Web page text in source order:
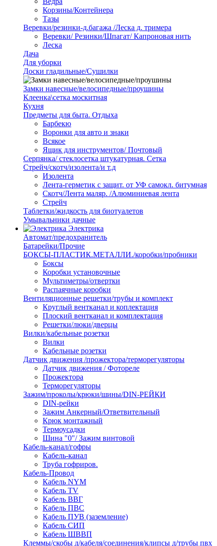
Корзины/Контейнера
Тазы
Веревки/резинки-д.багажа /Леска д. тримера
Веревки/ Резинки/Шпагат/ Капроновая нить
Леска
Дача
Для уборки
Доски гладильные/Сушилки
Замки навесные/велосипедные/проушины
Клеенка\сетка москитная
Кухня
Предметы для быта. Отдыха
Барбекю
Воронки для авто и знаки
Всякое
Ящик для инструментов/ Почтовый
Серпянка/ стеклосетка штукатурная. Сетка
Стрейч/скотч/изолента/и т.д
Изолента
Лента-герметик с защит. от УФ самокл. битумная
Скотч/Лента маляр. /Алюминиевая лента
Стрейч
Таблетки/жидкость для биотуалетов
Умывальники дачные
Электрика
Автомат/предохранитель
Батарейки/Прочие
БОКСЫ-ПЛАСТИК.МЕТАЛЛИ./коробки/пробники
Боксы
Коробки установочные
Мультиметры/отвертки
Распаячные коробки
Вентиляционные решетки/трубы и комплект
Круглый вентканал и коплектация
Плоский вентканал и комплектация
Решетки/люки/дверцы
Вилки/кабельные розетки
Вилки
Кабельные розетки
Датчик движения /прожектора/терморегуляторы
Датчик движения / Фотореле
Прожектора
Терморегуляторы
Зажим/проколы/крюки/шины/DIN-РЕЙКИ
DIN-рейки
Зажим Анкерный/Ответвительный
Крюк монтажный
Термоусадки
Шина "0"/ Зажим винтовой
Кабель-канал/гофры
Кабель-канал
Труба гофриров.
Кабель-Провод
Кабель NYM
Кабель TV
Кабель ВВГ
Кабель ПВС
Кабель ПУВ (заземление)
Кабель СИП
Кабель ШВВП
Клеммы/скобы д/кабеля/соединения/клипсы д/трубы пвх